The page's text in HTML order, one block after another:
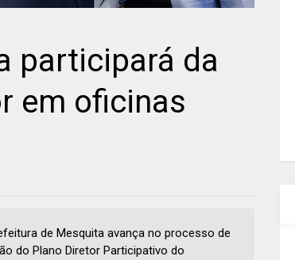
participará da
em oficinas
de Mesquita avança no processo de
do Plano Diretor Participativo do